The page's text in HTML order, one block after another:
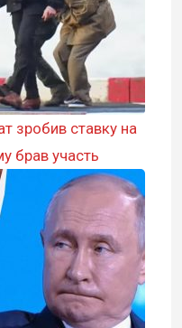
зробив ставку на
брав участь